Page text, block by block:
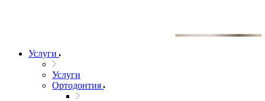
Услуги
Услуги
Ортодонтия